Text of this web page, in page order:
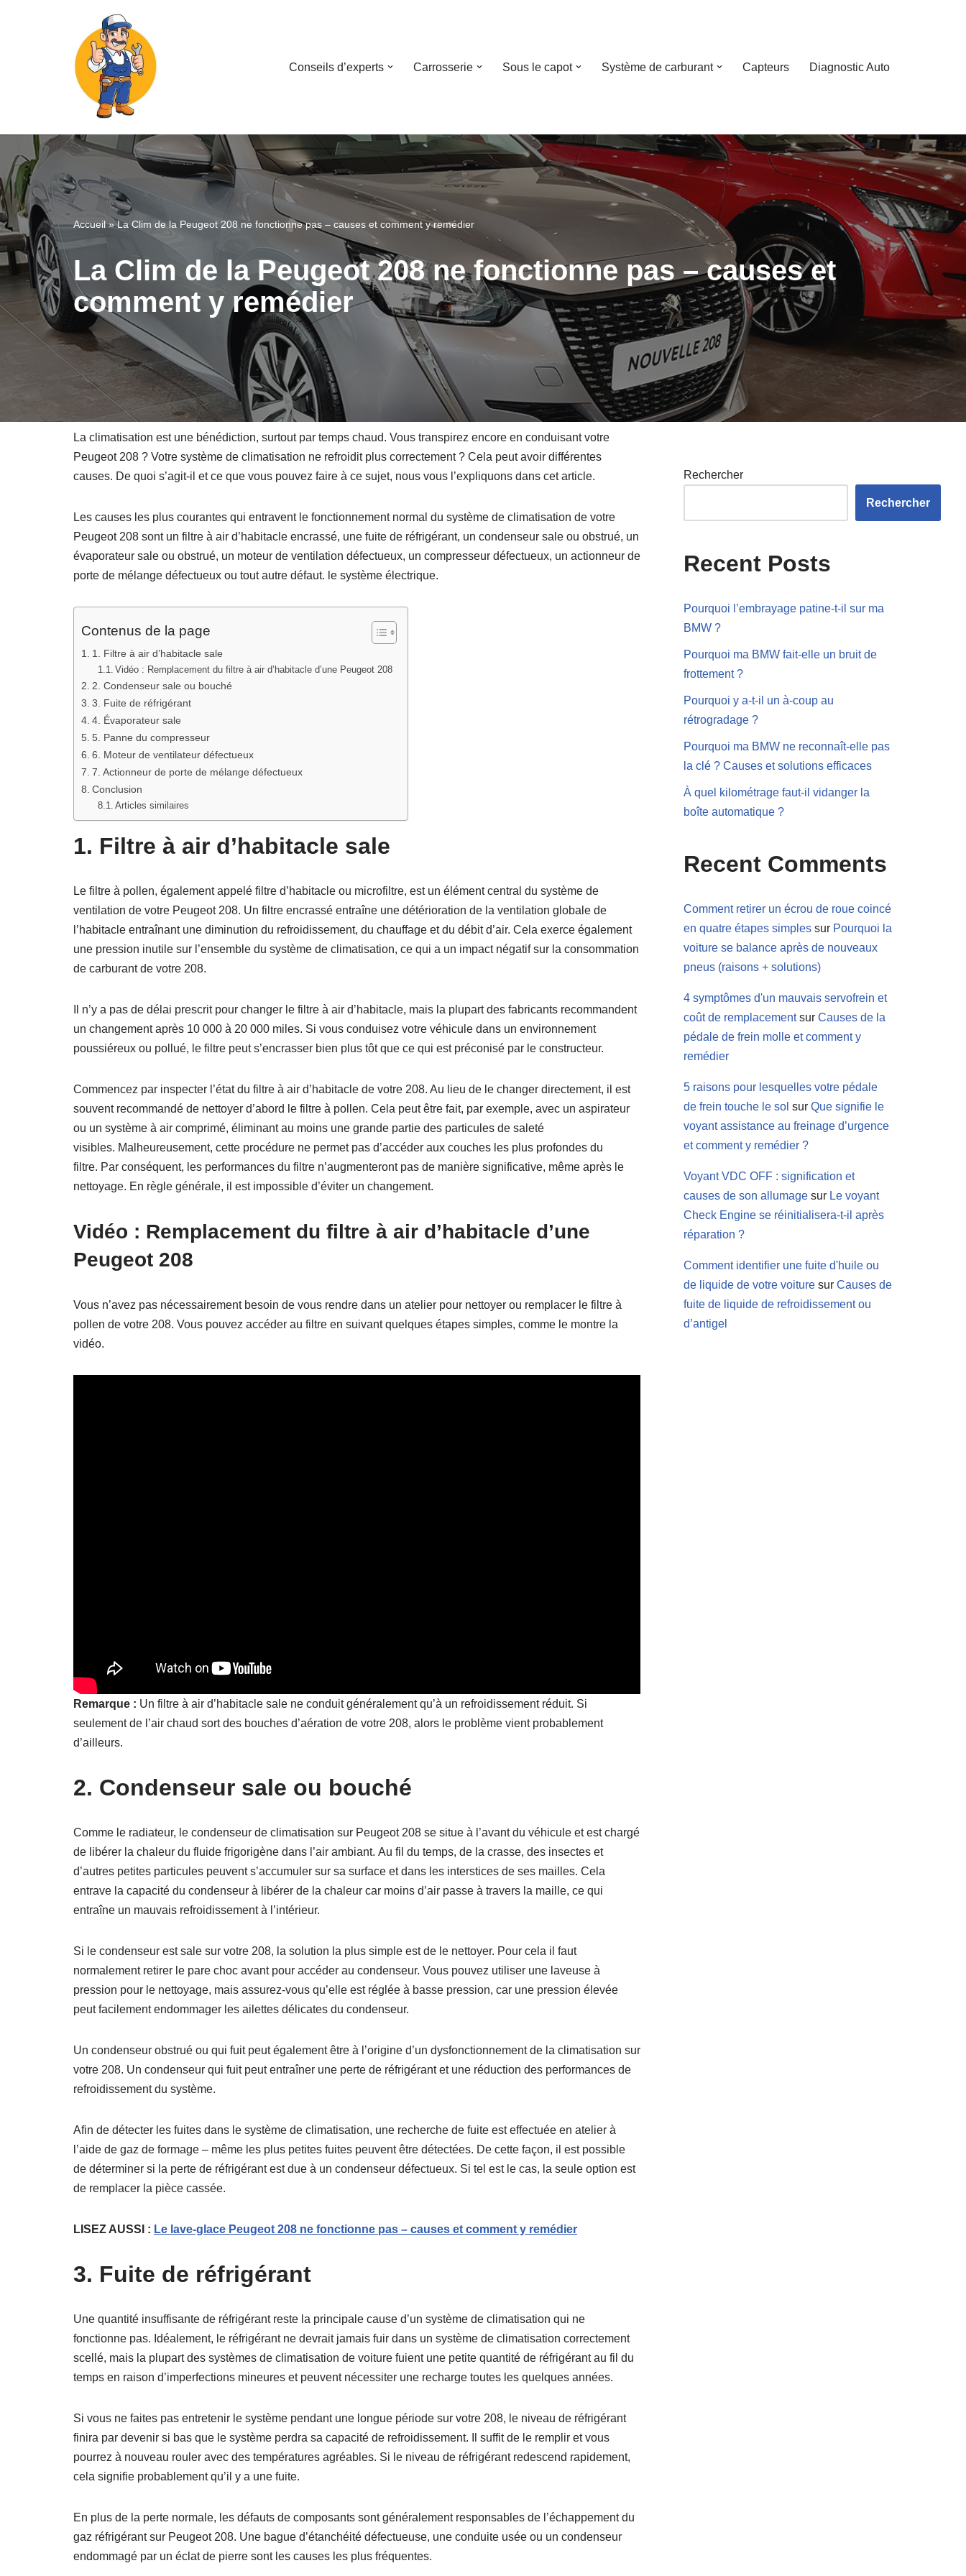
Conseils d’experts Carrosserie Sous le capot Système de carburant Capteurs Diagnostic Auto
Accueil»La Clim de la Peugeot 208 ne fonctionne pas – causes et comment y remédier
La Clim de la Peugeot 208 ne fonctionne pas – causes et
comment y remédier
La climatisation est une bénédiction, surtout par temps chaud. Vous transpirez encore en conduisant votre
Peugeot 208 ? Votre système de climatisation ne refroidit plus correctement ? Cela peut avoir différentes
causes. De quoi s’agit-il et ce que vous pouvez faire à ce sujet, nous vous l’expliquons dans cet article.
Les causes les plus courantes qui entravent le fonctionnement normal du système de climatisation de votre
Peugeot 208 sont un filtre à air d’habitacle encrassé, une fuite de réfrigérant, un condenseur sale ou obstrué, un
évaporateur sale ou obstrué, un moteur de ventilation défectueux, un compresseur défectueux, un actionneur de
porte de mélange défectueux ou tout autre défaut. le système électrique.
Contenus de la page
1. Filtre à air d’habitacle sale
Vidéo : Remplacement du filtre à air d’habitacle d’une Peugeot 208
2. Condenseur sale ou bouché
3. Fuite de réfrigérant
4. Évaporateur sale
5. Panne du compresseur
6. Moteur de ventilateur défectueux
7. Actionneur de porte de mélange défectueux
Conclusion
Articles similaires
1. Filtre à air d’habitacle sale
Le filtre à pollen, également appelé filtre d’habitacle ou microfiltre, est un élément central du système de
ventilation de votre Peugeot 208. Un filtre encrassé entraîne une détérioration de la ventilation globale de
l’habitacle entraînant une diminution du refroidissement, du chauffage et du débit d’air. Cela exerce également
une pression inutile sur l’ensemble du système de climatisation, ce qui a un impact négatif sur la consommation
de carburant de votre 208.
Il n’y a pas de délai prescrit pour changer le filtre à air d’habitacle, mais la plupart des fabricants recommandent
un changement après 10 000 à 20 000 miles. Si vous conduisez votre véhicule dans un environnement
poussiéreux ou pollué, le filtre peut s’encrasser bien plus tôt que ce qui est préconisé par le constructeur.
Commencez par inspecter l’état du filtre à air d’habitacle de votre 208. Au lieu de le changer directement, il est
souvent recommandé de nettoyer d’abord le filtre à pollen. Cela peut être fait, par exemple, avec un aspirateur
ou un système à air comprimé, éliminant au moins une grande partie des particules de saleté
visibles. Malheureusement, cette procédure ne permet pas d’accéder aux couches les plus profondes du
filtre. Par conséquent, les performances du filtre n’augmenteront pas de manière significative, même après le
nettoyage. En règle générale, il est impossible d’éviter un changement.
Vidéo : Remplacement du filtre à air d’habitacle d’une
Peugeot 208
Vous n’avez pas nécessairement besoin de vous rendre dans un atelier pour nettoyer ou remplacer le filtre à
pollen de votre 208. Vous pouvez accéder au filtre en suivant quelques étapes simples, comme le montre la
vidéo.
Remarque : Un filtre à air d’habitacle sale ne conduit généralement qu’à un refroidissement réduit. Si
seulement de l’air chaud sort des bouches d’aération de votre 208, alors le problème vient probablement
d’ailleurs.
2. Condenseur sale ou bouché
Comme le radiateur, le condenseur de climatisation sur Peugeot 208 se situe à l’avant du véhicule et est chargé
de libérer la chaleur du fluide frigorigène dans l’air ambiant. Au fil du temps, de la crasse, des insectes et
d’autres petites particules peuvent s’accumuler sur sa surface et dans les interstices de ses mailles. Cela
entrave la capacité du condenseur à libérer de la chaleur car moins d’air passe à travers la maille, ce qui
entraîne un mauvais refroidissement à l’intérieur.
Si le condenseur est sale sur votre 208, la solution la plus simple est de le nettoyer. Pour cela il faut
normalement retirer le pare choc avant pour accéder au condenseur. Vous pouvez utiliser une laveuse à
pression pour le nettoyage, mais assurez-vous qu’elle est réglée à basse pression, car une pression élevée
peut facilement endommager les ailettes délicates du condenseur.
Un condenseur obstrué ou qui fuit peut également être à l’origine d’un dysfonctionnement de la climatisation sur
votre 208. Un condenseur qui fuit peut entraîner une perte de réfrigérant et une réduction des performances de
refroidissement du système.
Afin de détecter les fuites dans le système de climatisation, une recherche de fuite est effectuée en atelier à
l’aide de gaz de formage – même les plus petites fuites peuvent être détectées. De cette façon, il est possible
de déterminer si la perte de réfrigérant est due à un condenseur défectueux. Si tel est le cas, la seule option est
de remplacer la pièce cassée.
LISEZ AUSSI : Le lave-glace Peugeot 208 ne fonctionne pas – causes et comment y remédier
3. Fuite de réfrigérant
Une quantité insuffisante de réfrigérant reste la principale cause d’un système de climatisation qui ne
fonctionne pas. Idéalement, le réfrigérant ne devrait jamais fuir dans un système de climatisation correctement
scellé, mais la plupart des systèmes de climatisation de voiture fuient une petite quantité de réfrigérant au fil du
temps en raison d’imperfections mineures et peuvent nécessiter une recharge toutes les quelques années.
Si vous ne faites pas entretenir le système pendant une longue période sur votre 208, le niveau de réfrigérant
finira par devenir si bas que le système perdra sa capacité de refroidissement. Il suffit de le remplir et vous
pourrez à nouveau rouler avec des températures agréables. Si le niveau de réfrigérant redescend rapidement,
cela signifie probablement qu’il y a une fuite.
En plus de la perte normale, les défauts de composants sont généralement responsables de l’échappement du
gaz réfrigérant sur Peugeot 208. Une bague d’étanchéité défectueuse, une conduite usée ou un condenseur
endommagé par un éclat de pierre sont les causes les plus fréquentes.
Rechercher
Rechercher
Recent Posts
Pourquoi l’embrayage patine-t-il sur ma
BMW ?
Pourquoi ma BMW fait-elle un bruit de
frottement ?
Pourquoi y a-t-il un à-coup au
rétrogradage ?
Pourquoi ma BMW ne reconnaît-elle pas
la clé ? Causes et solutions efficaces
À quel kilométrage faut-il vidanger la
boîte automatique ?
Recent Comments
Comment retirer un écrou de roue coincé
en quatre étapes simples sur Pourquoi la
voiture se balance après de nouveaux
pneus (raisons + solutions)
4 symptômes d'un mauvais servofrein et
coût de remplacementsur Causes de la
pédale de frein molle et comment y
remédier
5 raisons pour lesquelles votre pédale
de frein touche le sol sur Que signifie le
voyant assistance au freinage d’urgence
et comment y remédier ?
Voyant VDC OFF : signification et
causes de son allumage sur Le voyant
Check Engine se réinitialisera-t-il après
réparation ?
Comment identifier une fuite d'huile ou
de liquide de votre voiture sur Causes de
fuite de liquide de refroidissement ou
d’antigel